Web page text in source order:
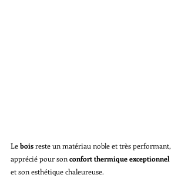
Le bois reste un matériau noble et très performant,
apprécié pour son confort thermique exceptionnel
et son esthétique chaleureuse.